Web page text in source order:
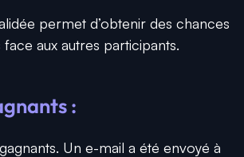
permet d’obtenir des chances
aux autres participants.
:
Un e-mail a été envoyé à